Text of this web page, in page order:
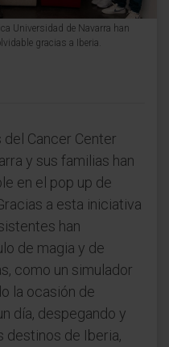
Universidad de Navarra han
gracias a Iberia.
Cancer Center
y sus familias han
en el pop up de
a esta iniciativa
han
de magia y de
como un simulador
la ocasión de
día, despegando y
destinos de Iberia,